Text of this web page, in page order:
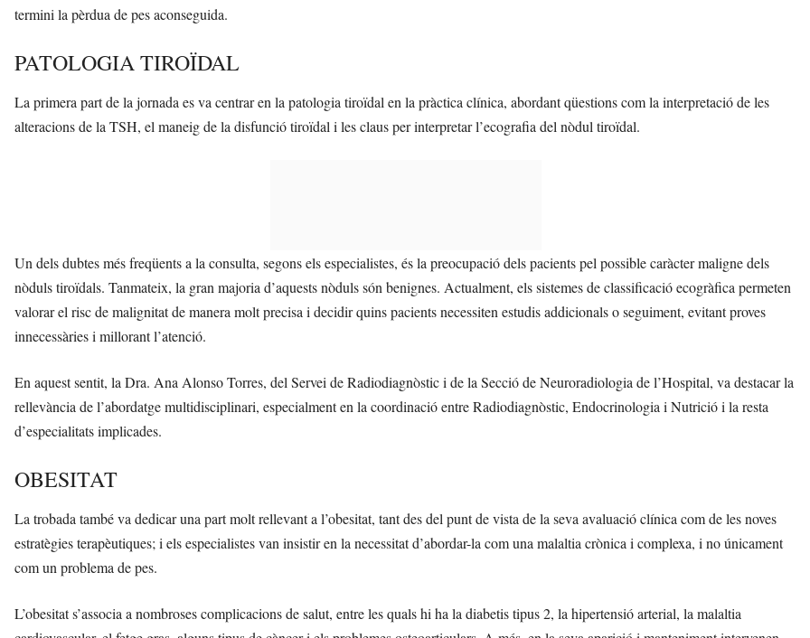
termini la pèrdua de pes aconseguida.
PATOLOGIA TIROÏDAL
La primera part de la jornada es va centrar en la patologia tiroïdal en la pràctica clínica, abordant qüestions com la interpretació de les
alteracions de la TSH, el maneig de la disfunció tiroïdal i les claus per interpretar l’ecografia del nòdul tiroïdal.
Un dels dubtes més freqüents a la consulta, segons els especialistes, és la preocupació dels pacients pel possible caràcter maligne dels
nòduls tiroïdals. Tanmateix, la gran majoria d’aquests nòduls són benignes. Actualment, els sistemes de classificació ecogràfica permeten
valorar el risc de malignitat de manera molt precisa i decidir quins pacients necessiten estudis addicionals o seguiment, evitant proves
innecessàries i millorant l’atenció.
En aquest sentit, la Dra. Ana Alonso Torres, del Servei de Radiodiagnòstic i de la Secció de Neuroradiologia de l’Hospital, va destacar la
rellevància de l’abordatge multidisciplinari, especialment en la coordinació entre Radiodiagnòstic, Endocrinologia i Nutrició i la resta
d’especialitats implicades.
OBESITAT
La trobada també va dedicar una part molt rellevant a l’obesitat, tant des del punt de vista de la seva avaluació clínica com de les noves
estratègies terapèutiques; i els especialistes van insistir en la necessitat d’abordar-la com una malaltia crònica i complexa, i no únicament
com un problema de pes.
L’obesitat s’associa a nombroses complicacions de salut, entre les quals hi ha la diabetis tipus 2, la hipertensió arterial, la malaltia